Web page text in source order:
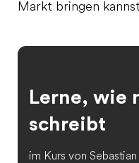
Markt bringen
Lerne, wie
schreibt
im Kurs von